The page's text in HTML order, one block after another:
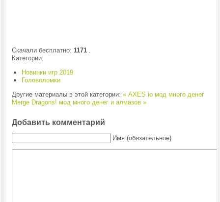
Скачали бесплатно: 1171.
Категории:
Новинки игр 2019
Головоломки
Другие материалы в этой категории: « AXES.io мод много денег
Merge Dragons! мод много денег и алмазов »
Добавить комментарий
Имя (обязательное)